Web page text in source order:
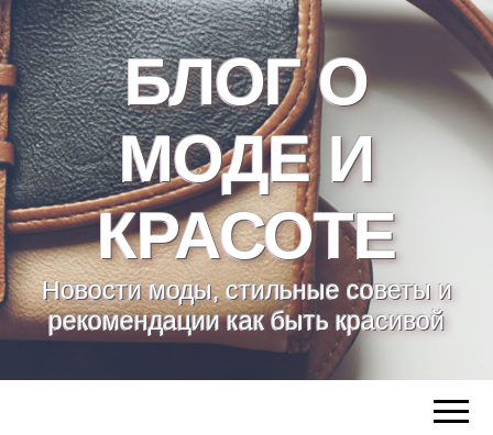
БЛОГ О
МОДЕ И
КРАСОТЕ
Новости моды, стильные советы и
рекомендации как быть красивой